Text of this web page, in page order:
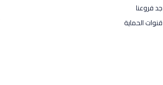
جد فروعنا
قنوات الحماية